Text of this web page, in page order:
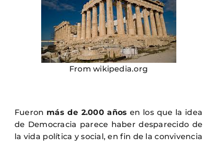
From wikipedia.org
Fueron más de 2.000 años en los que la idea
de Democracia parece haber desparecido de
la vida política y social, en fin de la convivencia